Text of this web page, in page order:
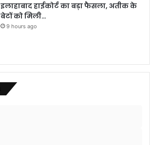
इलाहाबाद हाईकोर्ट का बड़ा फैसला, अतीक के
बेटों को मिली…
9 hours ago